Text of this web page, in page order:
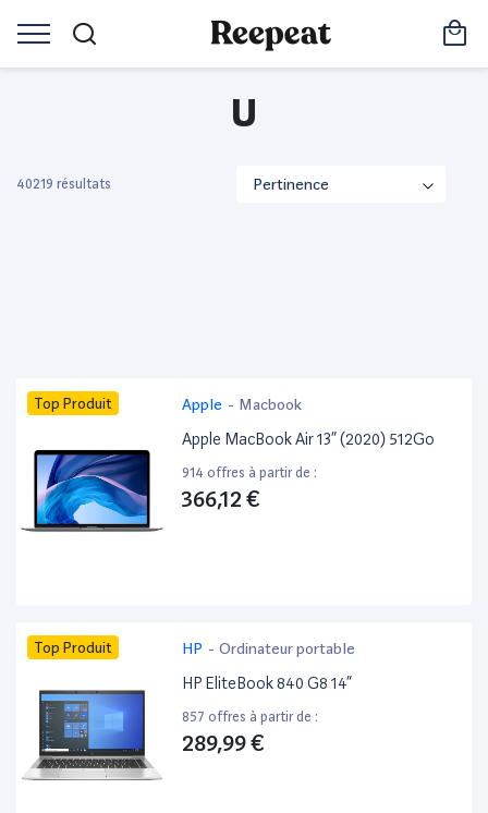
U
40219 résultats
Top Produit Apple - Macbook
Apple MacBook Air 13” (2020) 512Go
914 offres à partir de :
366,12 €
Top Produit HP - Ordinateur portable
HP EliteBook 840 G8 14”
857 offres à partir de :
289,99 €